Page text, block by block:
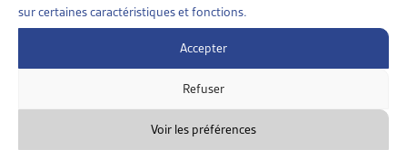
sur certaines caractéristiques et fonctions.
Accepter
Refuser
Voir les préférences
édité par l’Artias ;
la gestion des enquêtes et de sondages ;
la réalisation et l’analyse de statistiques ;